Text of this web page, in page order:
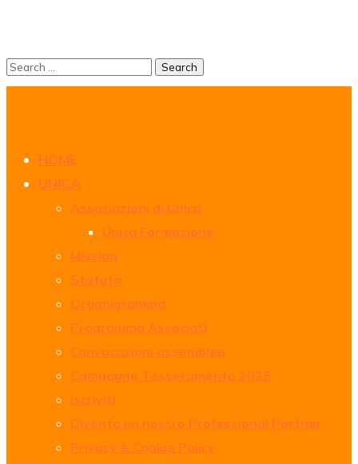
HOME
UNICA
Associazioni di Unica
Unica Formazione
Mission
Statuto
Organigramma
Programma Associati
Convocazioni assemblee
Campagna Tesseramento 2026
Iscriviti
Diventa un nostro Professional Partner
Privacy & Cookie Policy